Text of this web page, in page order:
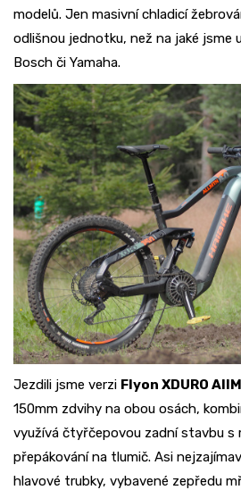
modelů. Jen masivní chladicí
odlišnou jednotku, než na jaké jsme
Bosch či Yamaha.
Jezdili jsme verzi Flyon XDURO
150mm zdvihy na obou osách,
využívá čtyřčepovou zadní stavbu s
přepákování na tlumič. Asi
hlavové trubky, vybavené zepředu